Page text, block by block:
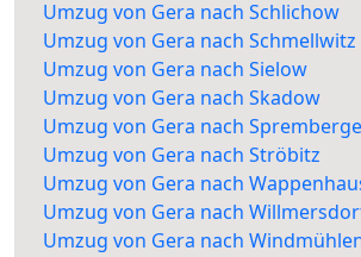
Umzug von Gera nach Schlichow
Umzug von Gera nach Schmellwitz
Umzug von Gera nach Sielow
Umzug von Gera nach Skadow
Umzug von Gera nach
Umzug von Gera nach Ströbitz
Umzug von Gera nach
Umzug von Gera nach
Umzug von Gera nach